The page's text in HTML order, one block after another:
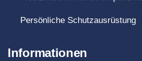
Persönliche Schutzausrüstung
Informationen